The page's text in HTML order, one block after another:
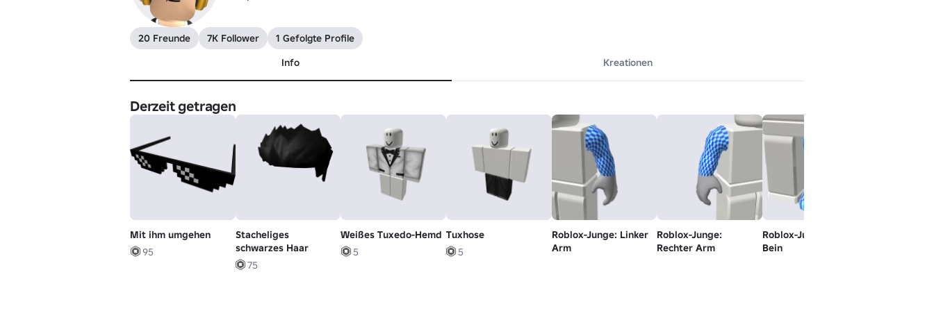
20 Freunde 7K Follower
1 Gefolgte Profile
Info
Kreationen
Derzeit getragen
Mit ihm umgehen
95
Stacheliges
schwarzes Haar
75
Weißes Tuxedo-Hemd
5
Tuxhose
5
Roblox-Junge: Linker
Arm
Roblox-Junge:
Rechter Arm
Roblox-Junge: Linkes
Bein